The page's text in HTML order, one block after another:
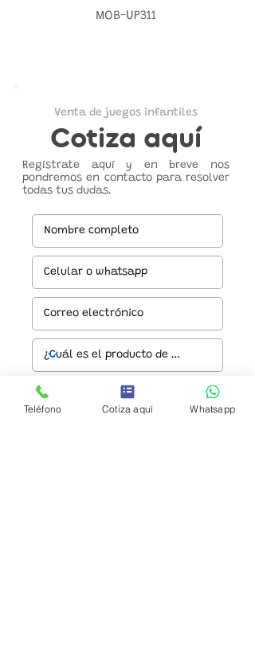
MOB-UP311
Venta de juegos infantiles
Cotiza aquí
Regístrate aquí y en breve nos
pondremos en contacto para resolver
todas tus dudas.
Teléfono Cotiza aquí Whatsapp